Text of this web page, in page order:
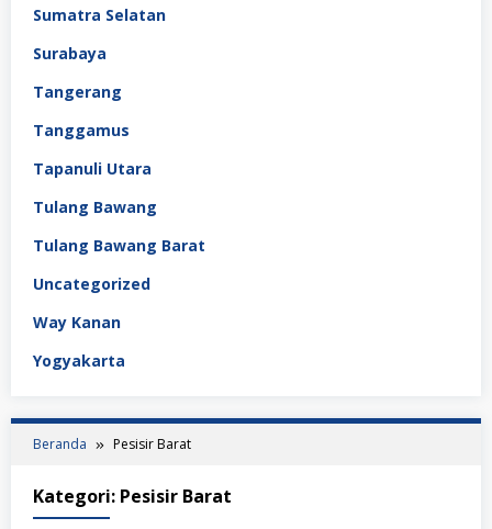
Sumatra Selatan
Surabaya
Tangerang
Tanggamus
Tapanuli Utara
Tulang Bawang
Tulang Bawang Barat
Uncategorized
Way Kanan
Yogyakarta
Beranda Pesisir Barat
Kategori: Pesisir Barat